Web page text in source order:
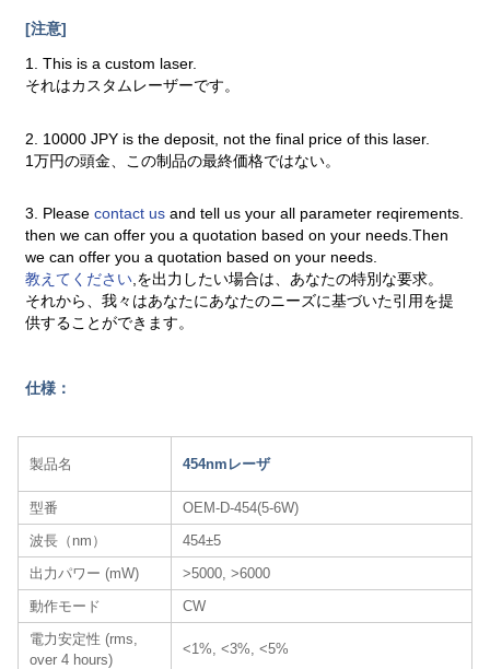
[注意]
1. This is a custom laser.
それはカスタムレーザーです。
2. 10000 JPY is the deposit, not the final price of this laser.
1万円の頭金、この制品の最終価格ではない。
3. Pleasecontact usand tell us your all parameter reqirements.
then we can offer you a quotation based on your needs.Then
we can offer you a quotation based on your needs.
教えてください,を出力したい場合は、あなたの特別な要求。
それから、我々はあなたにあなたのニーズに基づいた引用を提
供することができます。
仕様：
製品名 454nmレーザ​
型番
OEM-D-454(5-6W)
波長（nm）
454±5
出力パワー (mW)
>5000, >6000
動作モード
CW
電力安定性 (rms,
over 4 hours)
<1%, <3%, <5%